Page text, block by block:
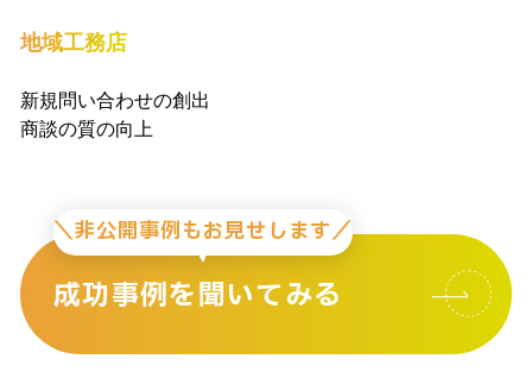
地域工務店
新規問い合わせの創出
商談の質の向上
＼非公開事例もお見せします／
成功事例を聞いてみる